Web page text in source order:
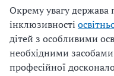
Окрему увагу держава
інклюзивності
дітей з особливими
необхідними
професійної